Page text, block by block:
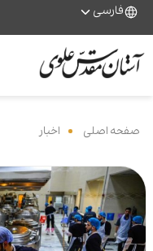
فارسی
صفحه اصلی اخبار